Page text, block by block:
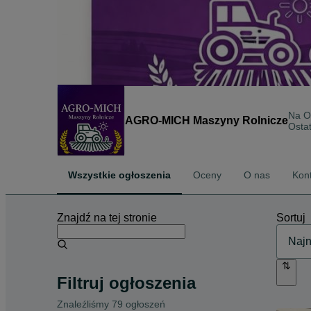
AGRO-MICH Maszyny RolniczeNa
Wszystkie ogłoszenia Oceny O nas
Znajdź na tej stronie
Filtruj ogłoszenia
Znaleźliśmy 79 ogłoszeń
Sortuj